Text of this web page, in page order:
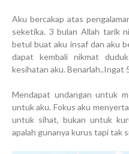
Aku bercakap atas
seketika. 3 bulan Allah tarik
betul buat aku insaf dan aku
dapat kembali nikmat
kesihatan aku. Benarlah..Ingat
Mendapat undangan untuk
untuk aku. Fokus aku
untuk sihat, bukan untuk
apalah gunanya kurus tapi tak